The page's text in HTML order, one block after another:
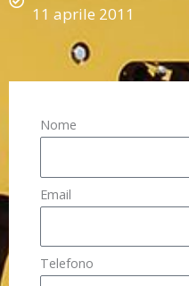
11 aprile 2011
Nome
Email
Telefono